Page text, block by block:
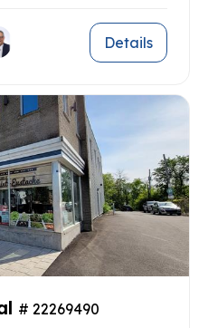
Details
# 22269490